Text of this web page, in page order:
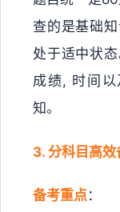
查的是基础
处于适中状
成绩, 时间
知。
3. 分科目高
备考重点：